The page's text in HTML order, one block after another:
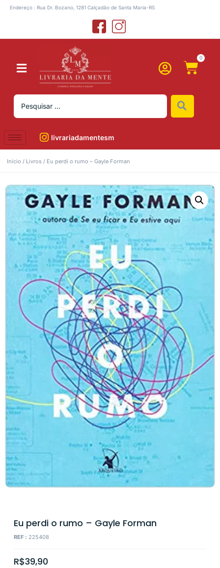
Endereço : Rua Dr. Bozano, 1281 Calçadão de Santa Maria-RS
0
livrariadamentesm
Início / Livros / Eu perdi o rumo – Gayle Forman
Eu perdi o rumo – Gayle Forman
REF : 225408
R$39,90